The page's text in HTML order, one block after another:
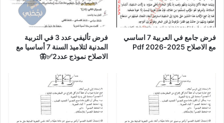
فرض جامع في العربية 7 اساسي
مع الاصلاح 2025-2026 Pdf
فرض تأليفي عدد 3 في التربية
المدنية لتلاميذ السنة 7 أساسيا مع
الاصلاح نموذج عدد2✅🦋